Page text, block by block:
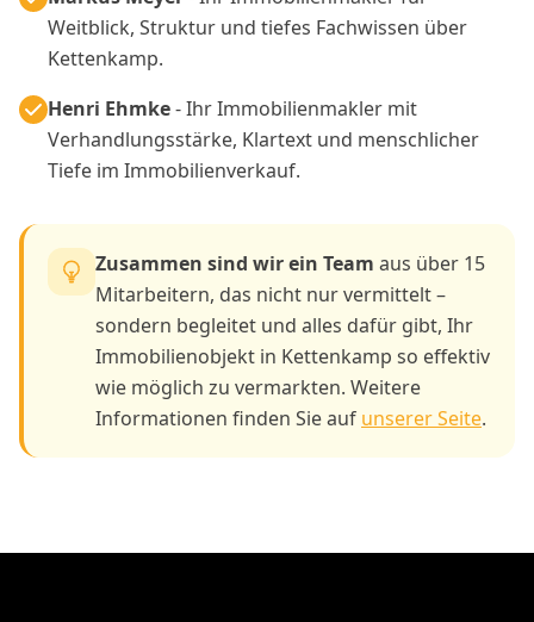
Weitblick, Struktur und tiefes Fachwissen über
Kettenkamp.
Henri Ehmke- Ihr Immobilienmakler mit
Verhandlungsstärke, Klartext und menschlicher
Tiefe im Immobilienverkauf.
Zusammen sind wir ein Team aus über 15
Mitarbeitern, das nicht nur vermittelt –
sondern begleitet und alles dafür gibt, Ihr
Immobilienobjekt in Kettenkamp so effektiv
wie möglich zu vermarkten. Weitere
Informationen finden Sie auf unserer Seite.